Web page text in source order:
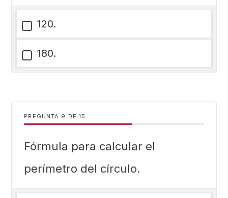
120.
180.
PREGUNTA DE 15
Fórmula para calcular el
perímetro del círculo.